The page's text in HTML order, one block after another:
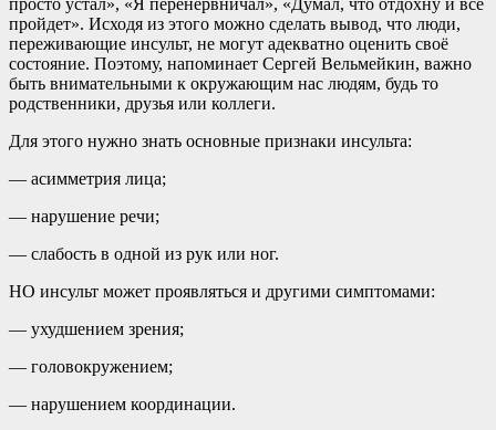
пройдет». Исходя из этого можно сделать вывод, что люди,
переживающие инсульт, не могут адекватно оценить своё
состояние. Поэтому, напоминает Сергей Вельмейкин, важно
быть внимательными к окружающим нас людям, будь то
родственники, друзья или коллеги.
Для этого нужно знать основные признаки инсульта:
— асимметрия лица;
— нарушение речи;
— слабость в одной из рук или ног.
НО инсульт может проявляться и другими симптомами:
— ухудшением зрения;
— головокружением;
— нарушением координации.